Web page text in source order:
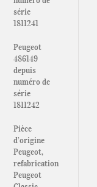
série
1811241
Peugeot
486149
depuis
numéro de
série
1811242
Pièce
d’origine
Peugeot,
refabrication
Peugeot